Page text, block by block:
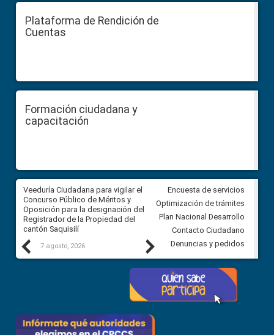
Plataforma de Rendición de
Cuentas
Formación ciudadana y
capacitación
Previous
Veeduría Ciudadana para vigilar el
Concurso Público de Méritos y
Oposición para la designación del
Registrador de la Propiedad del
cantón Saquisilí
7 agosto, 2026
Veeduría Ciudadana para
construcción del asfaltado de
diferentes barrios del sector
Ballenita del cantón Santa
7 agosto, 2026
Next
Encuesta de servicios
Optimización de trámites
Plan Nacional Desarrollo
Contacto Ciudadano
Denuncias y pedidos